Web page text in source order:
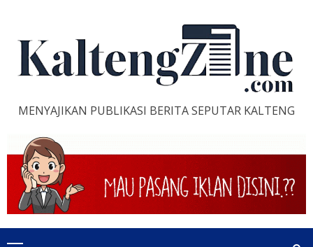
content
MENYAJIKAN PUBLIKASI BERITA SEPUTAR KALTENG